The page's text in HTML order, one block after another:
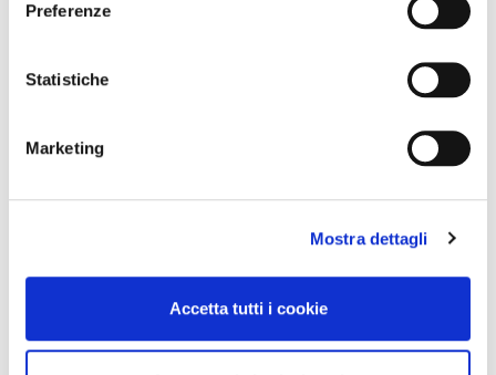
Preferenze
Statistiche
Marketing
Mostra dettagli
Accetta tutti i cookie